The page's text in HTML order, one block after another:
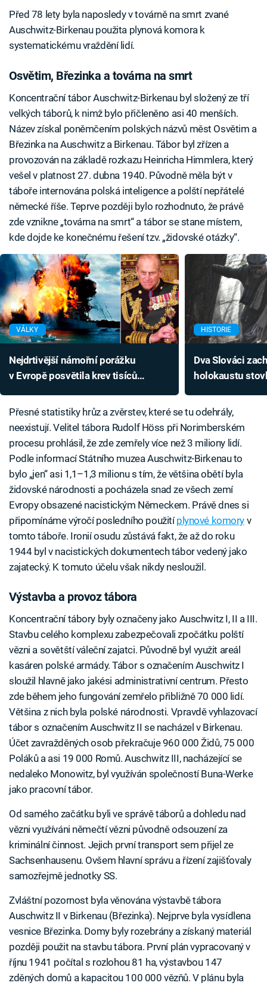
Před 78 lety byla naposledy v továrně na smrt zvané
Auschwitz-Birkenau použita plynová komora k
systematickému vraždění lidí.
Osvětim, Březinka a továrna na smrt
Koncentrační tábor Auschwitz-Birkenau byl složený ze tří
velkých táborů, k nimž bylo přičleněno asi 40 menších.
Název získal poněmčením polských názvů měst Osvětim a
Březinka na Auschwitz a Birkenau. Tábor byl zřízen a
provozován na základě rozkazu Heinricha Himmlera, který
vešel v platnost 27. dubna 1940. Původně měla být v
táboře internována polská inteligence a polští nepřátelé
německé říše. Teprve později bylo rozhodnuto, že právě
zde vznikne „továrna na smrt“ a tábor se stane místem,
kde dojde ke konečnému řešení tzv. „židovské otázky“.
VÁLKY
Nejdrtivější námořní porážku
v Evropě posvětila krev tisíců
ukázkovou past
HISTORIE
Dva Slováci
holokaustu
Přesné statistiky hrůz a zvěrstev, které se tu odehrály,
neexistují. Velitel tábora Rudolf Höss při Norimberském
procesu prohlásil, že zde zemřely více než 3 miliony lidí.
Podle informací Státního muzea Auschwitz-Birkenau to
bylo „jen“ asi 1,1–1,3 milionu s tím, že většina obětí byla
židovské národnosti a pocházela snad ze všech zemí
Evropy obsazené nacistickým Německem. Právě dnes si
připomínáme výročí posledního použitíplynové komory v
tomto táboře. Ironií osudu zůstává fakt, že až do roku
1944 byl v nacistických dokumentech tábor vedený jako
zajatecký. K tomuto účelu však nikdy nesloužil.
Výstavba a provoz tábora
Koncentrační tábory byly označeny jako Auschwitz I, II a III.
Stavbu celého komplexu zabezpečovali zpočátku polští
vězni a sovětští váleční zajatci. Původně byl využit areál
kasáren polské armády. Tábor s označením Auschwitz I
sloužil hlavně jako jakési administrativní centrum. Přesto
zde během jeho fungování zemřelo přibližně 70 000 lidí.
Většina z nich byla polské národnosti. Vpravdě vyhlazovací
tábor s označením Auschwitz II se nacházel v Birkenau.
Účet zavražděných osob překračuje 960 000 Židů, 75 000
Poláků a asi 19 000 Romů. Auschwitz III, nacházející se
nedaleko Monowitz, byl využíván společností Buna-Werke
jako pracovní tábor.
Od samého začátku byli ve správě táborů a dohledu nad
vězni využíváni němečtí vězni původně odsouzení za
kriminální činnost. Jejich první transport sem přijel ze
Sachsenhausenu. Ovšem hlavní správu a řízení zajišťovaly
samozřejmě jednotky SS.
Zvláštní pozornost byla věnována výstavbě tábora
Auschwitz II v Birkenau (Březinka). Nejprve byla vysídlena
vesnice Březinka. Domy byly rozebrány a získaný materiál
později použit na stavbu tábora. První plán vypracovaný v
říjnu 1941 počítal s rozlohou 81 ha, výstavbou 147
zděných domů a kapacitou 100 000 vězňů. V plánu byla